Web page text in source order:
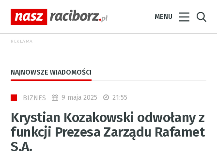
MENU
REKLAMA
NAJNOWSZE WIADOMOŚCI
BIZNES 9 maja 2025 21:55
Krystian Kozakowski odwołany z
funkcji Prezesa Zarządu Rafamet
S.A.